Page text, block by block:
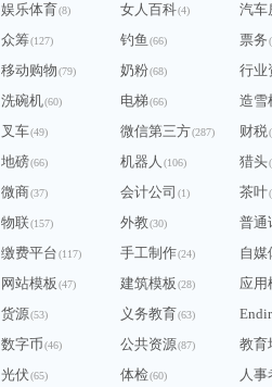
娱乐体育(8) 女人百科(4) 汽车
众筹(127) 钓鱼 (66) 票务
移动购物(79) 奶粉(68) 行业
洗碗机(60) 电梯(66) 造雪
叉车(49) 微信第三方(287) 财税
地磅(66) 机器人 (106) 猎头
微商(37) 会计公司 (1) 茶叶
物联(157) 外教(30) 普通
缴费平台(117) 手工制作(24) 自媒
网站模板(47) 建筑模板(28) 应用
货源(53) 义务教育(63)
数字币(46) 公共资源(87) 教育
光伏(65) 体检(60) 人事